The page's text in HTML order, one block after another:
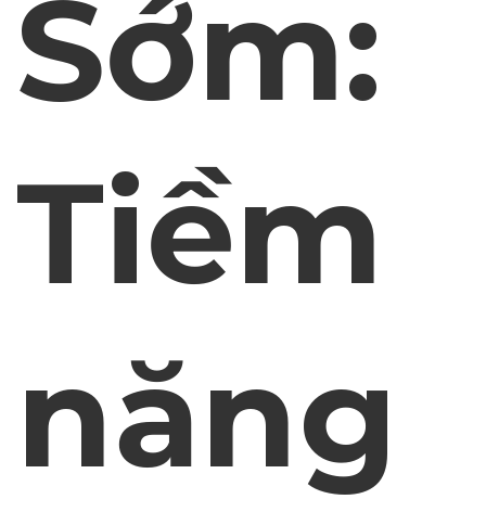
Sớm:
Tiềm
năng